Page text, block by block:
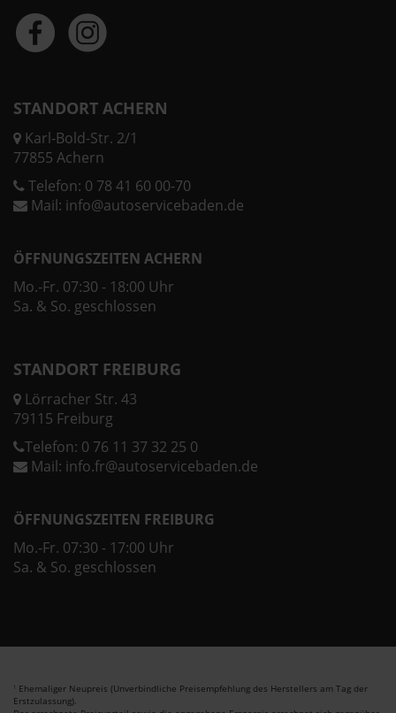
STANDORT ACHERN
Karl-Bold-Str. 2/1
77855 Achern
Telefon: 0 78 41 60 00-70
Mail: info@autoservicebaden.de
ÖFFNUNGSZEITEN ACHERN
Mo.-Fr. 07:30 - 18:00 Uhr
Sa. & So. geschlossen
STANDORT FREIBURG
Lörracher Str. 43
79115 Freiburg
Telefon: 0 76 11 37 32 25 0
Mail: info.fr@autoservicebaden.de
ÖFFNUNGSZEITEN FREIBURG
Mo.-Fr. 07:30 - 17:00 Uhr
Sa. & So. geschlossen
1 Ehemaliger Neupreis (Unverbindliche Preisempfehlung des Herstellers am Tag der
Erstzulassung).